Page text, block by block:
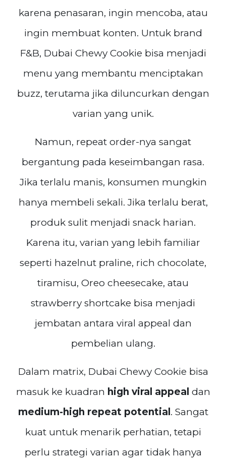
karena penasaran, ingin mencoba, atau
ingin membuat konten. Untuk brand
F&B, Dubai Chewy Cookie bisa menjadi
menu yang membantu menciptakan
buzz, terutama jika diluncurkan dengan
varian yang unik.
Namun, repeat order-nya sangat
bergantung pada keseimbangan rasa.
Jika terlalu manis, konsumen mungkin
hanya membeli sekali. Jika terlalu berat,
produk sulit menjadi snack harian.
Karena itu, varian yang lebih familiar
seperti hazelnut praline, rich chocolate,
tiramisu, Oreo cheesecake, atau
strawberry shortcake bisa menjadi
jembatan antara viral appeal dan
pembelian ulang.
Dalam matrix, Dubai Chewy Cookie bisa
masuk ke kuadran high viral appeal dan
medium-high repeat potential . Sangat
kuat untuk menarik perhatian, tetapi
perlu strategi varian agar tidak hanya